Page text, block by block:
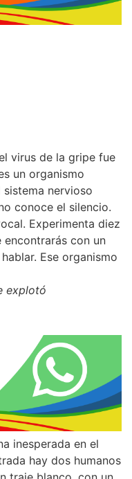
virus de la gripe fue
un organismo
nervioso
conoce el silencio.
Experimenta diez
encontrarás con un
Ese organismo
explotó
inesperada en el
hay dos humanos